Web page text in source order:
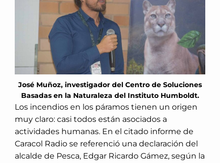
José Muñoz, investigador del Centro de Soluciones
Basadas en la Naturaleza del Instituto Humboldt.
Los incendios en los páramos tienen un origen
muy claro: casi todos están asociados a
actividades humanas. En el citado informe de
Caracol Radio se referenció una declaración del
alcalde de Pesca, Edgar Ricardo Gámez, según la